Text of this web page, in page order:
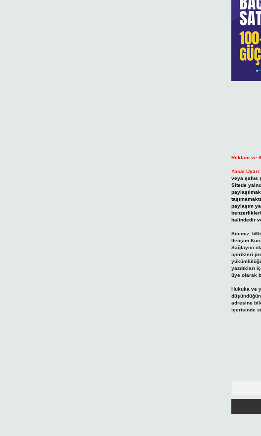
Reklam ve
Yasal Uyarı:
veya şahıs
Sitede
paylaşım
halindedir
Sitemiz,
İletişim
Sağlayıcı
içerikleri
yazdıkları
üye olarak
Hukuka ve
adresine
içerisinde